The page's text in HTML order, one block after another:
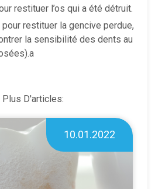
restituer l’os qui a été détruit.
restituer la gencive perdue,
la sensibilité des dents au
Plus D'articles:
10.01.2022